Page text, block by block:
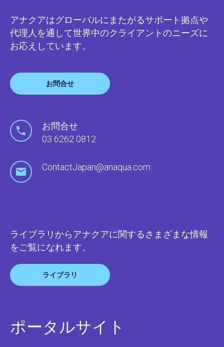
アナクアはグローバルにまたがるサポート拠点や
代理人を通して世界中のクライアントのニーズに
お応えしています。
お問合せ
お問合せ
03 6262 0812
ContactJapan@anaqua.com
ライブラリからアナクアに関するさまざまな情報
をご覧になれます。
ライブラリ
ポータルサイト